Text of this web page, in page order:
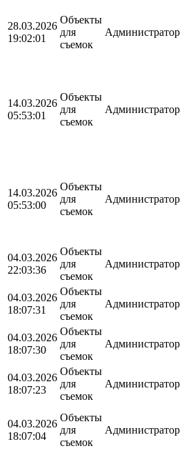
28.03.2026
19:02:01
Объекты
для
съемок
Администратор
14.03.2026
05:53:01
Объекты
для
съемок
Администратор
14.03.2026
05:53:00
Объекты
для
съемок
Администратор
04.03.2026
22:03:36
Объекты
для
съемок
Администратор
04.03.2026
18:07:31
Объекты
для
съемок
Администратор
04.03.2026
18:07:30
Объекты
для
съемок
Администратор
04.03.2026
18:07:23
Объекты
для
съемок
Администратор
04.03.2026
18:07:04
Объекты
для
съемок
Администратор